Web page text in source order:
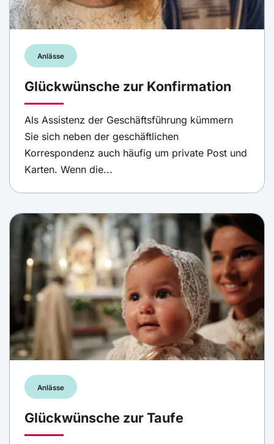
Anlässe
Glückwünsche zur Konfirmation
Als Assistenz der Geschäftsführung kümmern
Sie sich neben der geschäftlichen
Korrespondenz auch häufig um private Post und
Karten. Wenn die...
Anlässe
Glückwünsche zur Taufe